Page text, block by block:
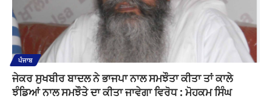
ਪੰਜਾਬ
ਜੇਕਰ ਸੁਖਬੀਰ ਬਾਦਲ ਨੇ ਭਾਜਪਾ ਨਾਲ ਸਮਝੌਤਾ ਕੀਤਾ ਤਾਂ ਕਾਲੇ
ਝੰਡਿਆਂ ਨਾਲ ਸਮਝੌਤੇ ਦਾ ਕੀਤਾ ਜਾਵੇਗਾ ਵਿਰੋਧ : ਮੋਹਕਮ ਸਿੰਘ